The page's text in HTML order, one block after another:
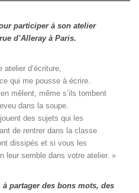
participer à son atelier
d’Alleray à Paris.
d’écriture,
qui me pousse à écrire.
mêlent, même s’ils tombent
dans la soupe.
des sujets qui les
de rentrer dans la classe
dissipés et si vous les
leur semble dans votre atelier. »
partager des bons mots, des